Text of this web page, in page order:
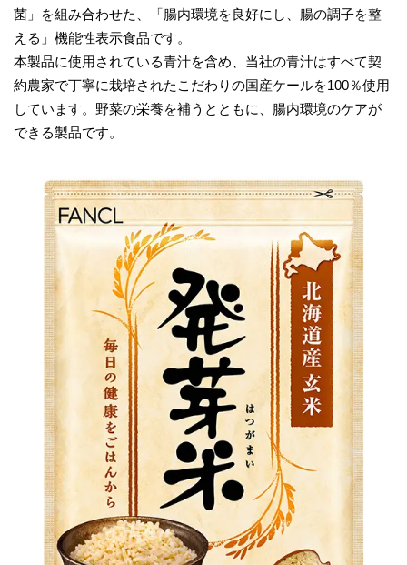
菌」を組み合わせた、「腸内環境を良好にし、腸の調子を整
える」機能性表示食品です。
本製品に使用されている青汁を含め、当社の青汁はすべて契
約農家で丁寧に栽培されたこだわりの国産ケールを100％使用
しています。野菜の栄養を補うとともに、腸内環境のケアが
できる製品です。